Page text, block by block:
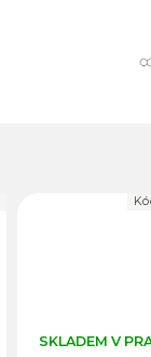
SKLADEM V